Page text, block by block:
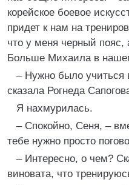
корейское боевое
придет к нам на
что у меня черный пояс,
Больше Михаила в
– Нужно было учиться
сказала Рогнеда
Я нахмурилась.
– Спокойно, Сеня, –
тебе нужно просто
– Интересно, о чем?
виновата, что